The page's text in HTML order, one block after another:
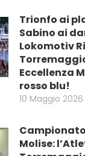
Trionfo ai
Sabino ai
Lokomotiv
Eccellenza
rosso blu!
10 Maggio 2026
Molise: